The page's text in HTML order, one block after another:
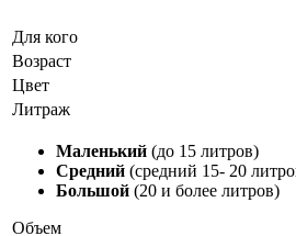
Для кого
Возраст
Цвет
Литраж
Маленький (до 15 литров)
Средний (средний 15- 20
Большой (20 и более литров)
Объем